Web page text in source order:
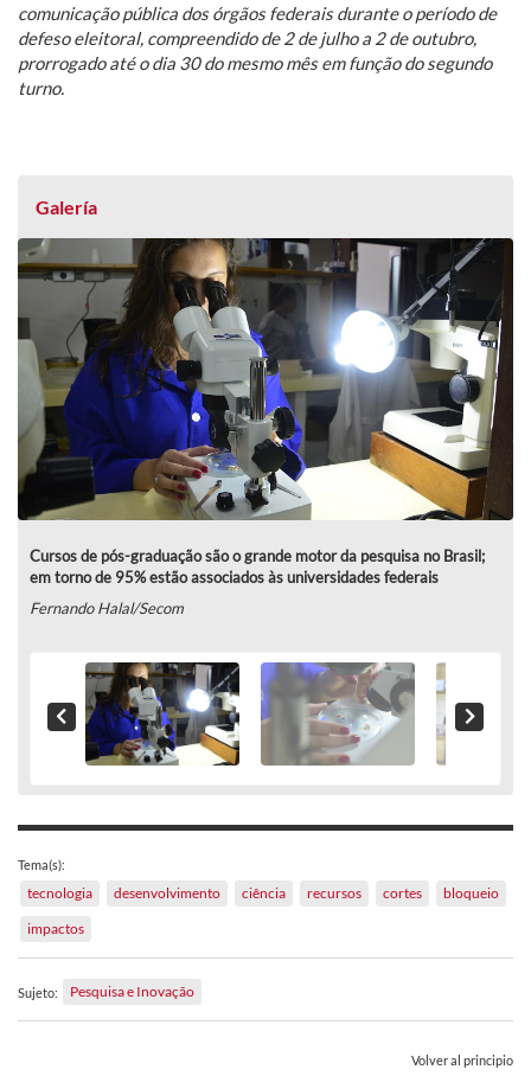
comunicação pública dos órgãos federais durante o período de
defeso eleitoral, compreendido de 2 de julho a 2 de outubro,
prorrogado até o dia 30 do mesmo mês em função do segundo
turno.
Galería
Cursos de pós-graduação são o grande motor da pesquisa no Brasil;
em torno de 95% estão associados às universidades federais
Fernando Halal/Secom
Tema(s):
tecnologia desenvolvimento ciência recursos cortes
bloqueio
impactos
Sujeto: Pesquisa e Inovação
Volver al principio